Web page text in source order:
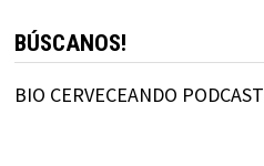
BÚSCANOS!
BIO CERVECEANDO PODCAST